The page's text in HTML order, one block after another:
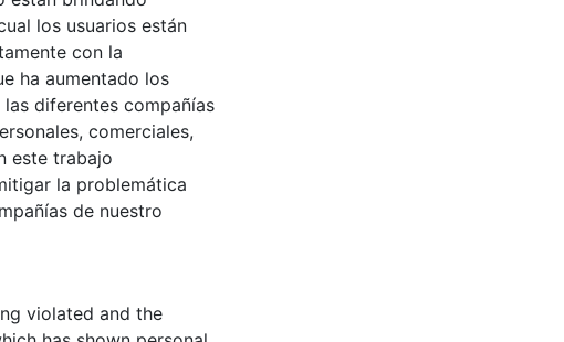
los usuarios están
con la
ha aumentado los
diferentes compañías
comerciales,
este trabajo
la problemática
de nuestro
violated and the